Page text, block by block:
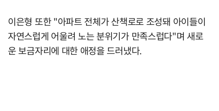
이은형 또한 "아파트 전체가 산책로로 조성돼 아이들이
자연스럽게 어울려 노는 분위기가 만족스럽다"며 새로
운 보금자리에 대한 애정을 드러냈다.